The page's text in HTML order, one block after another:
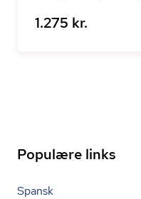
1.275 kr.
Populære links
Spansk